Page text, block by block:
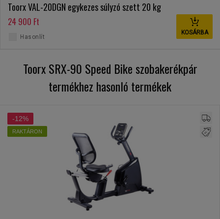
Toorx VAL-20DGN egykezes súlyzó szett 20 kg
24 900 Ft
KOSÁRBA
Hasonlít
Toorx SRX-90 Speed Bike szobakerékpár
termékhez hasonló termékek
-12%
RAKTÁRON